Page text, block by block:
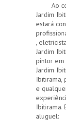
Ao
Jardim
estará
,
Jardim
pintor em
Jardim
Ibitirama,
e
Ibitirama.
aluguel: